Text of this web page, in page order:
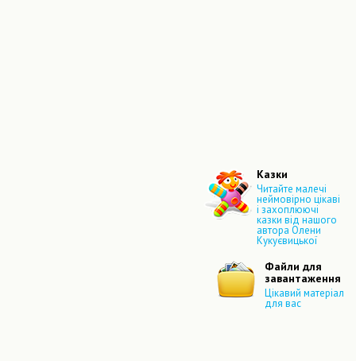
Казки
Читайте малечі
неймовірно цікаві
і захоплюючі
казки від нашого
автора Олени
Кукуєвицької
Файли для
завантаження
Цікавий матеріал
для вас